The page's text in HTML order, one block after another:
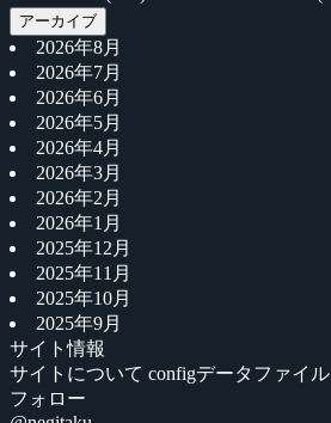
アーカイブ
2026年8月
2026年7月
2026年6月
2026年5月
2026年4月
2026年3月
2026年2月
2026年1月
2025年12月
2025年11月
2025年10月
2025年9月
サイト情報
サイトについて configデータファイル
フォロー